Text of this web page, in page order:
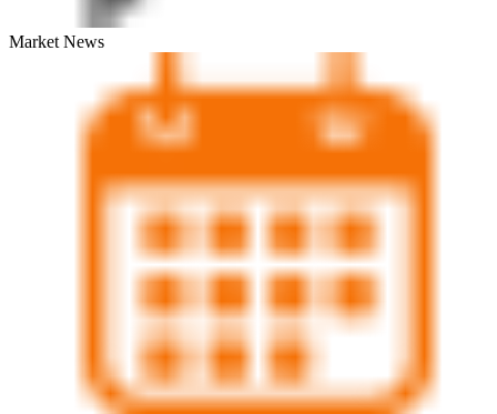
Market News